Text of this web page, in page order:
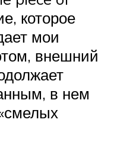
которое
мои
внешний
в нем